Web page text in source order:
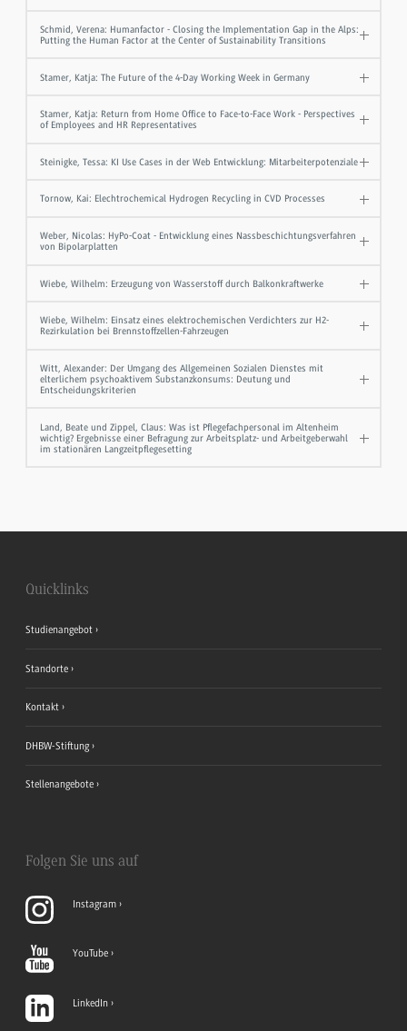
Schmid, Verena: Humanfactor - Closing the Implementation Gap in the Alps:
Putting the Human Factor at the Center of Sustainability Transitions
Stamer, Katja: The Future of the 4-Day Working Week in Germany
Stamer, Katja: Return from Home Office to Face-to-Face Work - Perspectives
of Employees and HR Representatives
Steinigke, Tessa: KI Use Cases in der Web Entwicklung: Mitarbeiterpotenziale
Tornow, Kai: Elechtrochemical Hydrogen Recycling in CVD Processes
Weber, Nicolas: HyPo-Coat - Entwicklung eines Nassbeschichtungsverfahren
von Bipolarplatten
Wiebe, Wilhelm: Erzeugung von Wasserstoff durch Balkonkraftwerke
Wiebe, Wilhelm: Einsatz eines elektrochemischen Verdichters zur H2-
Rezirkulation bei Brennstoffzellen-Fahrzeugen
Witt, Alexander: Der Umgang des Allgemeinen Sozialen Dienstes mit
elterlichem psychoaktivem Substanzkonsums: Deutung und
Entscheidungskriterien
Land, Beate und Zippel, Claus: Was ist Pflegefachpersonal im Altenheim
wichtig? Ergebnisse einer Befragung zur Arbeitsplatz- und Arbeitgeberwahl
im stationären Langzeitpflegesetting
Quicklinks
Studienangebot
Standorte
Kontakt
DHBW-Stiftung
Stellenangebote
Folgen Sie uns auf
Instagram
YouTube
LinkedIn